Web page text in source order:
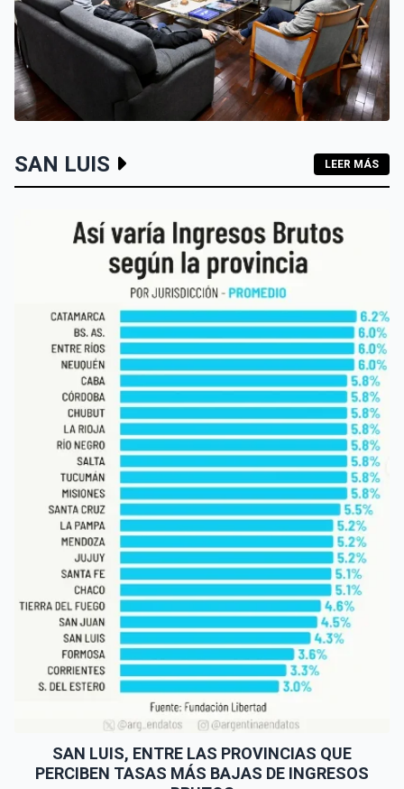
SAN LUIS QUIERE POSICIONARSE COMO SEDE DEL
TURISMO DE REUNIONES
SAN LUIS LEER MÁS
SAN LUIS, ENTRE LAS PROVINCIAS QUE
PERCIBEN TASAS MÁS BAJAS DE INGRESOS